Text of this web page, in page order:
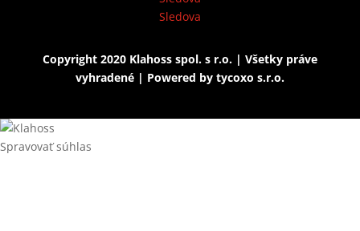
Sledova
Copyright 2020 Klahoss spol. s r.o. | Všetky práve
vyhradené | Powered by tycoxo s.r.o.
Spravovať súhlas